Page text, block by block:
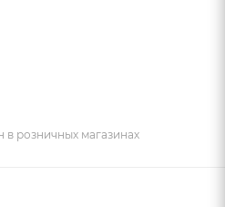
в розничных магазинах